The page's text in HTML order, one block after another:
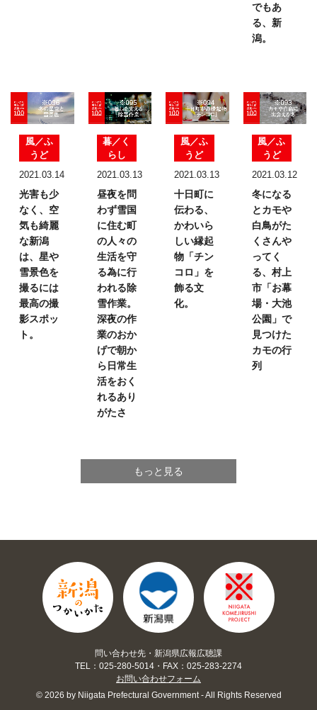
でもあ
る、新
潟。
風／ふ
うど
2021.03.14
光害も少
なく、 空
気も綺麗
な新潟
は、 星や
雪景色を
撮るには
最高の撮
影スポッ
ト。
暮／く
らし
2021.03.13
昼夜を問
わず雪国
に住む町
の人々の
生活を守
る為に行
われる除
雪作業。
深夜の作
業のおか
げで朝か
ら日常生
活をおく
れるあり
がたさ
風／ふ
うど
2021.03.13
十日町に
伝わる、
かわいら
しい縁起
物「チン
コロ」を
飾る文
化。
風／ふ
うど
2021.03.12
冬になる
とカモや
白鳥がた
くさんや
ってく
る、 村上
市「お幕
場・大池
公園」で
見つけた
カモの行
列
もっと見る
問い合わせ先・新潟県広報広聴課
TEL：025-280-5014・FAX：025-283-2274
お問い合わせフォーム
© 2026 by Niigata Prefectural Government - All Rights Reserved